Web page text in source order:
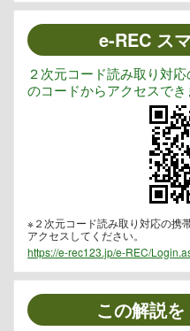
e-REC ス
２次元コード読み取り対
のコードからアクセスでき
※２次元コード読み取り対応の携
アクセスしてください。
https://e-rec123.jp/e-REC/
この解説